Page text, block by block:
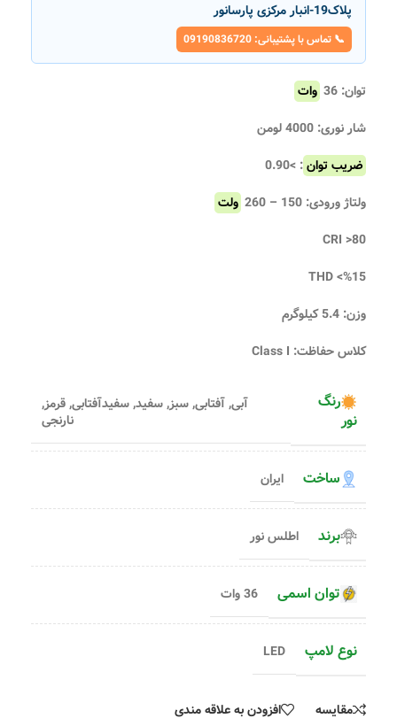
پلاک19-انبار مرکزی پارسانور
📞 تماس با پشتیبانی: 09190836720
توان: 36
وات
شار نوری: 4000 لومن
ضریب توان: >0.90
ولتاژ ورودی: 150 – 260
ولت
CRI >80
THD <%15
وزن: 5.4 کیلوگرم
کلاس حفاظت: Class I
رنگ
نور
آبی,آفتابی,سبز,سفید,سفیدآفتابی,قرمز,
نارنجی
ساخت ایران
برند اطلس نور
توان اسمی 36 وات
نوع لامپ LED
مقایسه افزودن به علاقه مندی